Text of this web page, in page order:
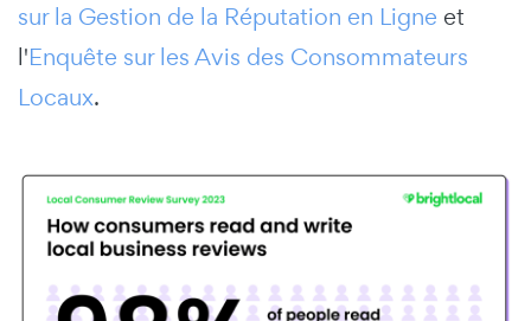
sur la Gestion de la Réputation en Ligne et
l'Enquête sur les Avis des Consommateurs
Locaux.